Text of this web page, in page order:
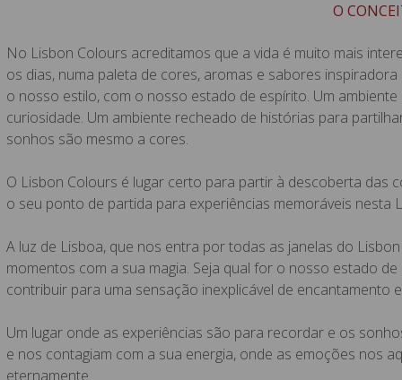
O
No Lisbon Colours acreditamos que a vida é muito mais
os dias, numa paleta de cores, aromas e sabores
o nosso estilo, com o nosso estado de espírito. Um
curiosidade. Um ambiente recheado de histórias para
sonhos são mesmo a cores.
O Lisbon Colours é lugar certo para partir à descoberta das
o seu ponto de partida para experiências memoráveis nesta
A luz de Lisboa, que nos entra por todas as janelas do
momentos com a sua magia. Seja qual for o nosso estado
contribuir para uma sensação inexplicável de encantamento
Um lugar onde as experiências são para recordar e os
e nos contagiam com a sua energia, onde as emoções nos
eternamente.